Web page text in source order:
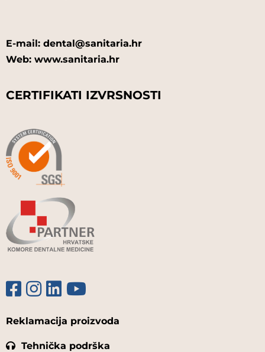
E-mail: dental@sanitaria.hr
Web: www.sanitaria.hr
CERTIFIKATI IZVRSNOSTI
Reklamacija proizvoda
Tehnička podrška